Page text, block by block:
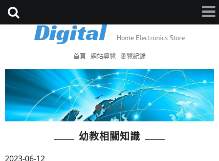
首頁 網站導覽 瀏覽紀錄
幼教相關知識
2023-06-12